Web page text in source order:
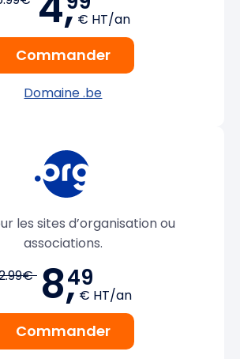
€ HT/an
Commander
Domaine .be
les sites d’organisation ou
associations.
8,49
€ HT/an
Commander